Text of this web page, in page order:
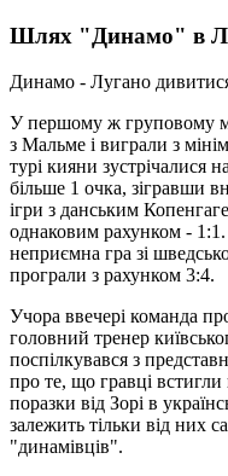
Шлях "Динамо" в
Динамо - Лугано
У першому ж груповому
з Мальме і виграли з
турі кияни зустрічалися
більше 1 очка, зігравши
ігри з данським
однаковим рахунком -
неприємна гра зі
програли з рахунком 3:4.
Учора ввечері команда
головний тренер
поспілкувався з
про те, що гравці встигли
поразки від Зорі в
залежить тільки від них
"динамівців".